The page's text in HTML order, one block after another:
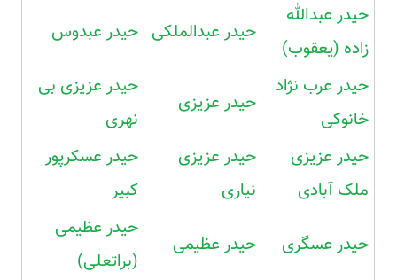
حیدر عبدالله
زاده (یعقوب)
حیدر عبدالملکی حیدر عبدوس
حیدر عرب نژاد
خانوکی
حیدر عزیزی
حیدر عزیزی بی
نهری
حیدر عزیزی
ملک آبادی
حیدر عزیزی
نیاری
حیدر عسکرپور
کبیر
حیدر عسگری حیدر عظیمی
حیدر عظیمی
(براتعلی)